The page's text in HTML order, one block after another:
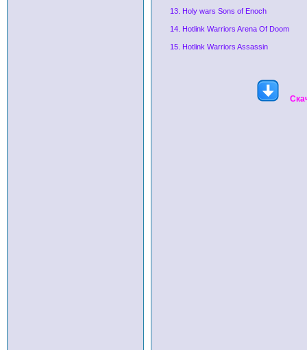
13. Holy wars Sons of Enoch
14. Hotlink Warriors Arena Of Doom
15. Hotlink Warriors Assassin